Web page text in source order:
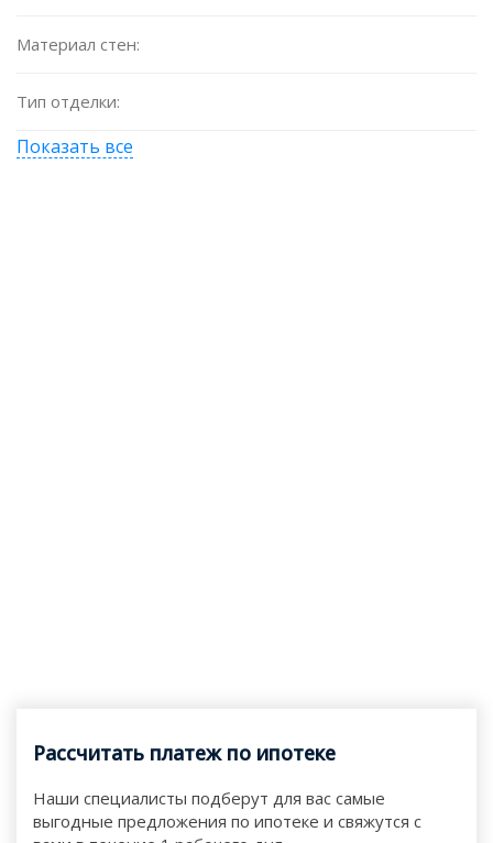
Материал стен:
Тип отделки:
Показать все
Рассчитать платеж по ипотеке
Наши специалисты подберут для вас самые
выгодные предложения по ипотеке и свяжутся с